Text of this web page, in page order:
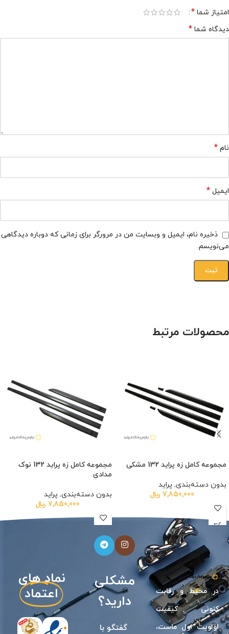
امتیاز شما *
دیدگاه شما *
نام *
ایمیل *
ذخیره نام، ایمیل و وبسایت من در مرورگر برای زمانی که دوباره دیدگاهی
می‌نویسم.
محصولات مرتبط
مجموعه کامل زه پراید 132 مشکی
بدون دسته‌بندی, پراید
7,850,000 ﷼
مجموعه کامل زه پراید 132 نوک
مدادی
بدون دسته‌بندی, پراید
7,850,000 ﷼
در محيط و رقابت
كنونى كيفيت
اولويت اول ماست،
مشکلی
نیازی
دارید؟
گفتگو با
نماد های
اعتماد